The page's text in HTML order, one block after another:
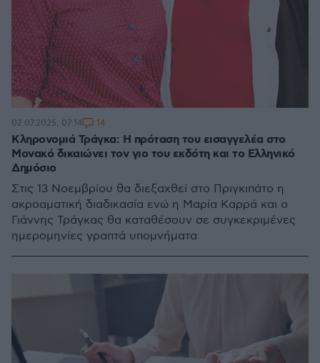
Κληρονομιά Τράγκα: Η πρόταση του εισαγγελέα στο
Μονακό δικαιώνει τον γιο του εκδότη και το Ελληνικό
Δημόσιο
Στις 13 Νοεμβρίου θα διεξαχθεί στο Πριγκιπάτο η
ακροαματική διαδικασία ενώ η Μαρία Καρρά και ο
Γιάννης Τράγκας θα καταθέσουν σε συγκεκριμένες
ημερομηνίες γραπτά υπομνήματα
02.07.2025, 07:14 14